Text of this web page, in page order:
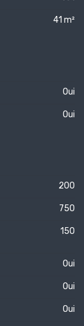
41 m²
Oui
Oui
200
750
150
Oui
Oui
Oui